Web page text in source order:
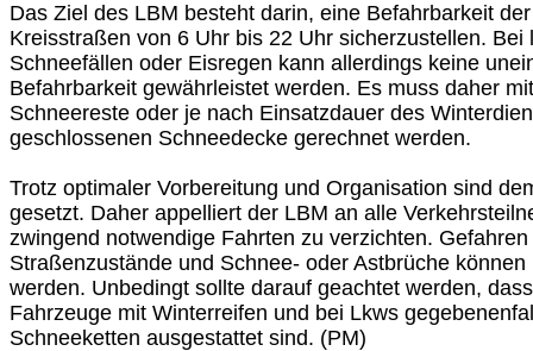
Das Ziel des LBM besteht darin, eine Befahrbarkeit
Kreisstraßen von 6 Uhr bis 22 Uhr sicherzustellen. Bei
Schneefällen oder Eisregen kann allerdings keine
Befahrbarkeit gewährleistet werden. Es muss daher
Schneereste oder je nach Einsatzdauer des
geschlossenen Schneedecke gerechnet werden.
Trotz optimaler Vorbereitung und Organisation sind
gesetzt. Daher appelliert der LBM an alle
zwingend notwendige Fahrten zu verzichten.
Straßenzustände und Schnee- oder Astbrüche
werden. Unbedingt sollte darauf geachtet werden,
Fahrzeuge mit Winterreifen und bei Lkws
Schneeketten ausgestattet sind. (PM)